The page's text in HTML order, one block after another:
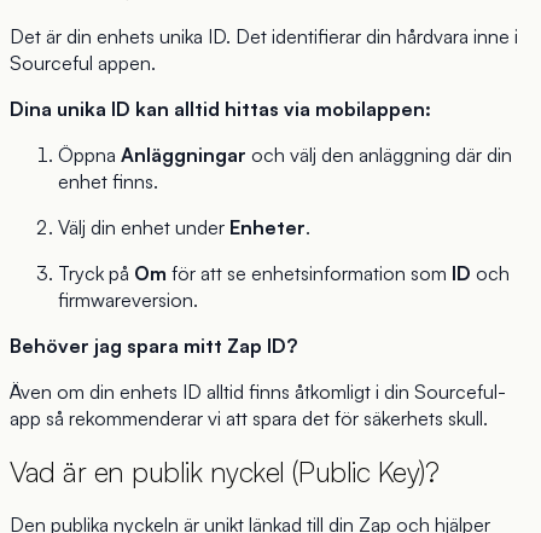
Det är din enhets unika ID. Det identifierar din hårdvara inne i
Sourceful appen.
Dina unika ID kan alltid hittas via mobilappen:
Öppna Anläggningar och välj den anläggning där din
enhet finns.
Välj din enhet under Enheter.
Tryck på Om för att se enhetsinformation som ID och
firmwareversion.
Behöver jag spara mitt Zap ID?
Även om din enhets ID alltid finns åtkomligt i din Sourceful-
app så rekommenderar vi att spara det för säkerhets skull.
Vad är en publik nyckel (Public Key)?
Den publika nyckeln är unikt länkad till din Zap och hjälper